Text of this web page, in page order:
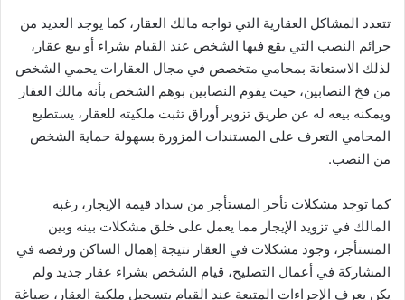
تتعدد المشاكل العقارية التي تواجه مالك العقار، كما يوجد العديد من
جرائم النصب التي يقع فيها الشخص عند القيام بشراء أو بيع عقار،
لذلك الاستعانة بمحامي متخصص في مجال العقارات يحمي الشخص
من فخ النصابين، حيث يقوم النصابين بوهم الشخص بأنه مالك العقار
ويمكنه بيعه له عن طريق تزوير أوراق تثبت ملكيته للعقار، يستطيع
المحامي التعرف على المستندات المزورة بسهولة حماية الشخص
من النصب.
كما توجد مشكلات تأخر المستأجر من سداد قيمة الإيجار، رغبة
المالك في تزويد الإيجار مما يعمل على خلق مشكلات بينه وبين
المستأجر، وجود مشكلات في العقار نتيجة إهمال الساكن ورفضه في
المشاركة في أعمال التصليح، قيام الشخص بشراء عقار جديد ولم
يكن يعرف الإجراءات المتبعة عند القيام بتسجيل ملكية العقار، صياغة